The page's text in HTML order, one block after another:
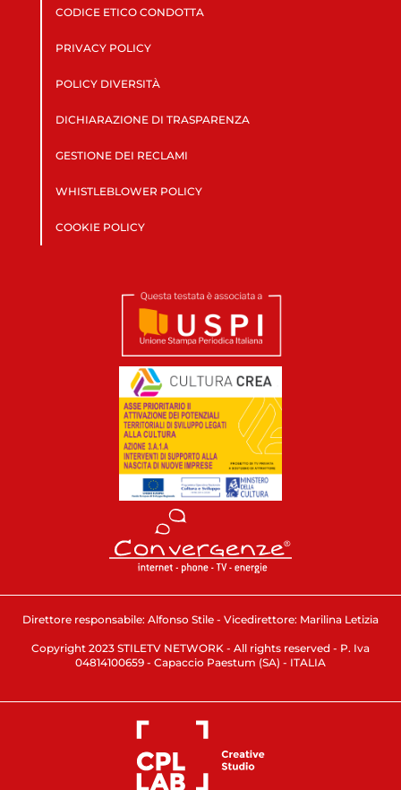
CODICE ETICO CONDOTTA
PRIVACY POLICY
POLICY DIVERSITÀ
DICHIARAZIONE DI TRASPARENZA
GESTIONE DEI RECLAMI
WHISTLEBLOWER POLICY
COOKIE POLICY
Direttore responsabile: Alfonso Stile - Vicedirettore: Marilina Letizia
Copyright 2023 STILETV NETWORK - All rights reserved - P. Iva
04814100659 - Capaccio Paestum (SA) - ITALIA